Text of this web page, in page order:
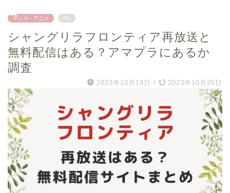
マンガ・アニメ PR
シャングリラフロンティア再放送と
無料配信はある？アマプラにあるか
調査
2023年10月19日 / 2023年10月25日